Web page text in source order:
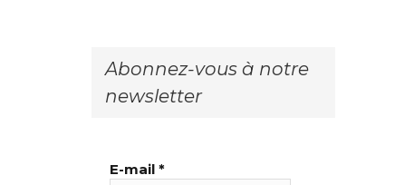
Abonnez-vous à notre
newsletter
E-mail *